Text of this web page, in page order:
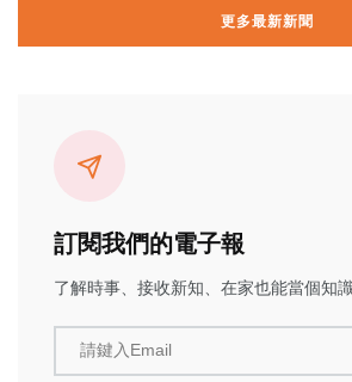
更多最新新聞
訂閱我們的電子報
了解時事、接收新知、在家也能當個知識
請鍵入Email